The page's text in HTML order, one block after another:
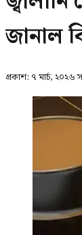
জানাল
প্রকাশ: ৭ মার্চ,